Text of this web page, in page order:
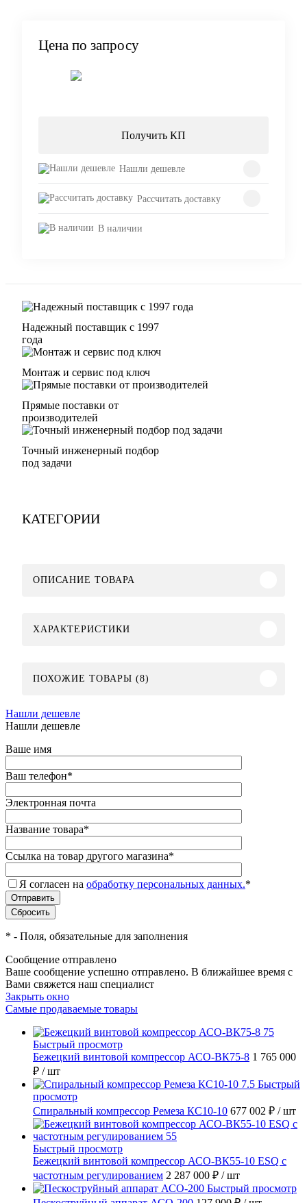
Цена по запросу
Получить КП
Нашли дешевле
Рассчитать доставку
В наличии
Надежный поставщик с 1997
года
Монтаж и сервис под ключ
Прямые поставки от
производителей
Точный инженерный подбор
под задачи
КАТЕГОРИИ
ОПИСАНИЕ ТОВАРА
ХАРАКТЕРИСТИКИ
ПОХОЖИЕ ТОВАРЫ (8)
Нашли дешевле
Нашли дешевле
Ваше имя
Ваш телефон*
Электронная почта
Название товара*
Ссылка на товар другого магазина*
Я согласен на обработку персональных данных.*
* - Поля, обязательные для заполнения
Сообщение отправлено
Ваше сообщение успешно отправлено. В ближайшее время с
Вами свяжется наш специалист
Закрыть окно
Самые продаваемые товары
Быстрый просмотр
Бежецкий винтовой компрессор АСО-ВК75-8 1 765 000
₽ / шт
Быстрый
просмотр
Спиральный компрессор Ремеза КС10-10 677 002 ₽ / шт
Быстрый просмотр
Бежецкий винтовой компрессор АСО-ВК55-10 ESQ с
частотным регулированием 2 287 000 ₽ / шт
Быстрый просмотр